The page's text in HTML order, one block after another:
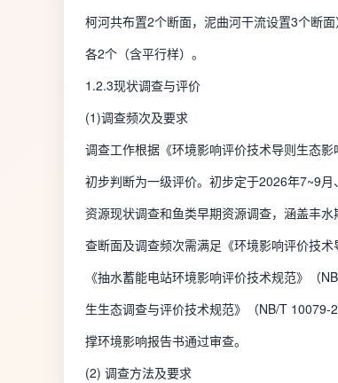
柯河共布置2个断面，泥曲河干流设置3个断
各2个（含平行样）。
1.2.3现状调查与评价
(1)调查频次及要求
调查工作根据《环境影响评价技术导则生态
初步判断为一级评价。初步定于2026年7~9
资源现状调查和鱼类早期资源调查，涵盖丰
查断面及调查频次需满足《环境影响评价技术
《抽水蓄能电站环境影响评价技术规范》（
生生态调查与评价技术规范》（NB/T 10079-
撑环境影响报告书通过审查。
(2) 调查方法及要求